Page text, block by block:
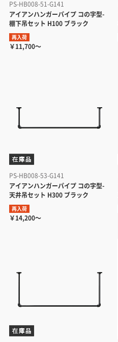
PS-HB008-51-G141
アイアンハンガーパイプ コの字型-
棚下吊セット H100 ブラック
再入荷
￥11,700～
PS-HB008-53-G141
アイアンハンガーパイプ コの字型-
天井吊セット H300 ブラック
再入荷
￥14,200～